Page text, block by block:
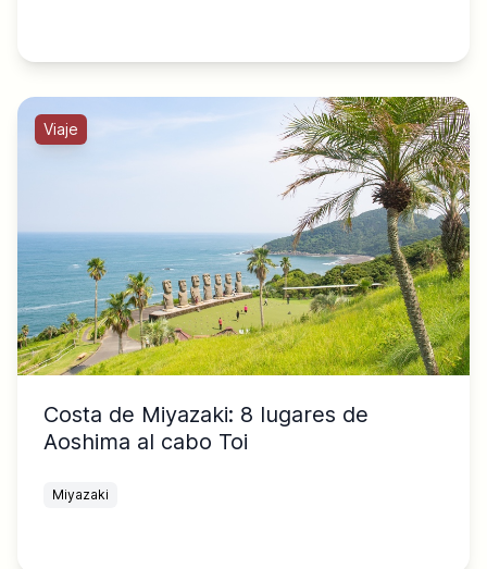
Viaje
Costa de Miyazaki: 8 lugares de
Aoshima al cabo Toi
Miyazaki